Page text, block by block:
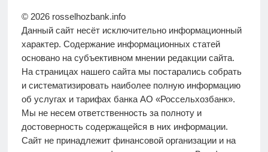
© 2026 rosselhozbank.info
Данный сайт несёт исключительно информационный
характер. Содержание информационных статей
основано на субъективном мнении редакции сайта.
На страницах нашего сайта мы постарались собрать
и систематизировать наиболее полную информацию
об услугах и тарифах банка АО «Россельхозбанк».
Мы не несем ответственность за полноту и
достоверность содержащейся в них информации.
Сайт не принадлежит финансовой организации и на